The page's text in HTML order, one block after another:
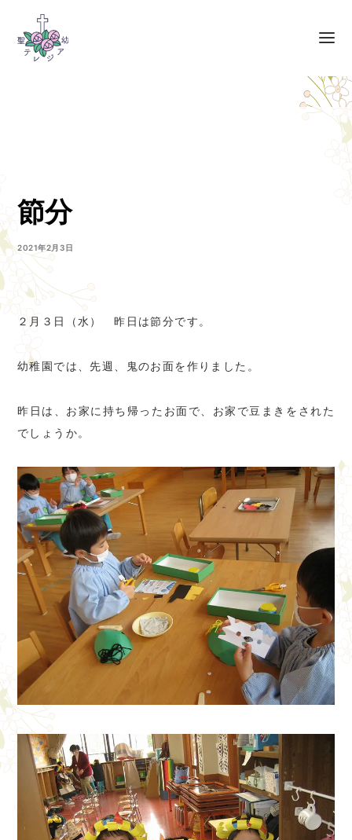
節分
2021年2月3日
２月３日（水） 昨日は節分です。
幼稚園では、先週、鬼のお面を作りました。
昨日は、お家に持ち帰ったお面で、お家で豆まきをされた
でしょうか。